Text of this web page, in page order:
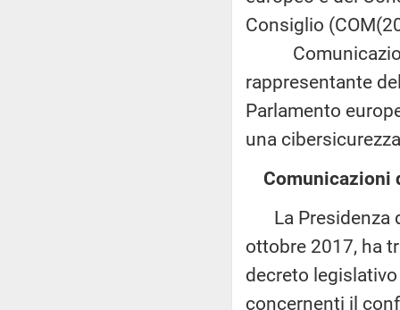
Consiglio
rappresentante
Parlamento
una
Comunicazioni
La Presidenza
ottobre 2017, ha
decreto
concernenti il